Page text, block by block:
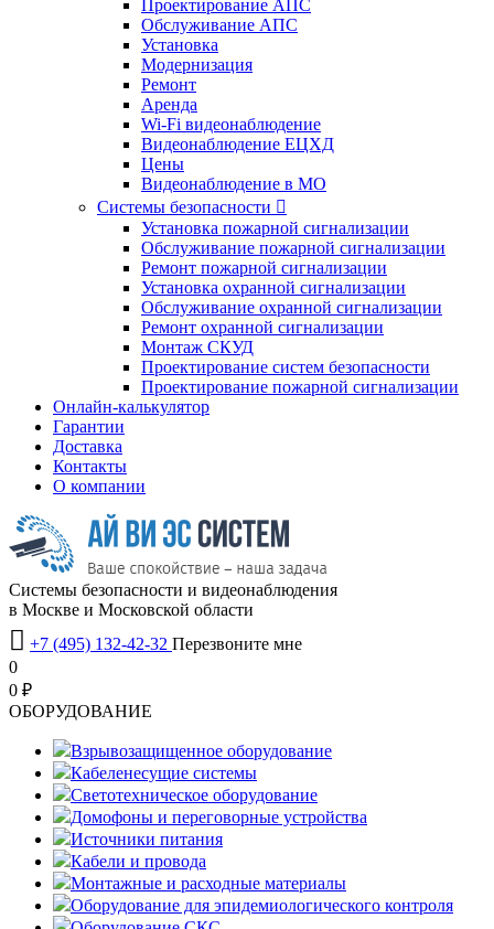
Проектирование АПС
Обслуживание АПС
Установка
Модернизация
Ремонт
Аренда
Wi-Fi видеонаблюдение
Видеонаблюдение ЕЦХД
Цены
Видеонаблюдение в МО
Системы безопасности 
Установка пожарной сигнализации
Обслуживание пожарной сигнализации
Ремонт пожарной сигнализации
Установка охранной сигнализации
Обслуживание охранной сигнализации
Ремонт охранной сигнализации
Монтаж СКУД
Проектирование систем безопасности
Проектирование пожарной сигнализации
Онлайн-калькулятор
Гарантии
Доставка
Контакты
О компании
Системы безопасности и видеонаблюдения
в Москве и Московской области
 +7 (495) 132-42-32 Перезвоните мне
0
0 ₽
OБОРУДОВАНИЕ
Взрывозащищенное оборудование
Кабеленесущие системы
Светотехническое оборудование
Домофоны и переговорные устройства
Источники питания
Кабели и провода
Монтажные и расходные материалы
Оборудование для эпидемиологического контроля